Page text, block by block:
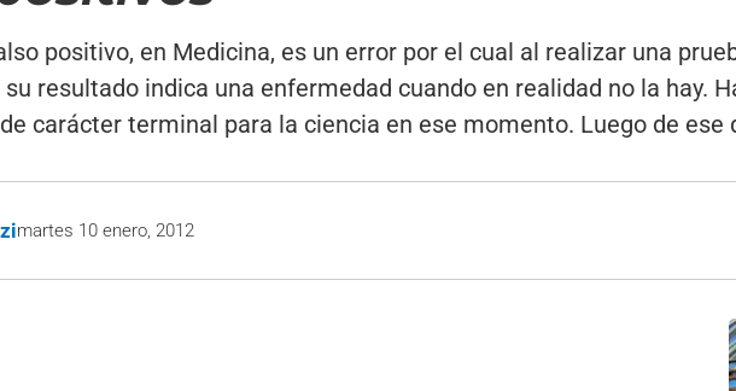
positivo, en Medicina, es un error por el cual al realizar una
resultado indica una enfermedad cuando en realidad no la hay.
carácter terminal para la ciencia en ese momento. Luego de
martes 10 enero, 2012